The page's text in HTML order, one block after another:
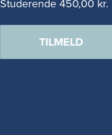
Studerende 450,00 kr.
TILMELD